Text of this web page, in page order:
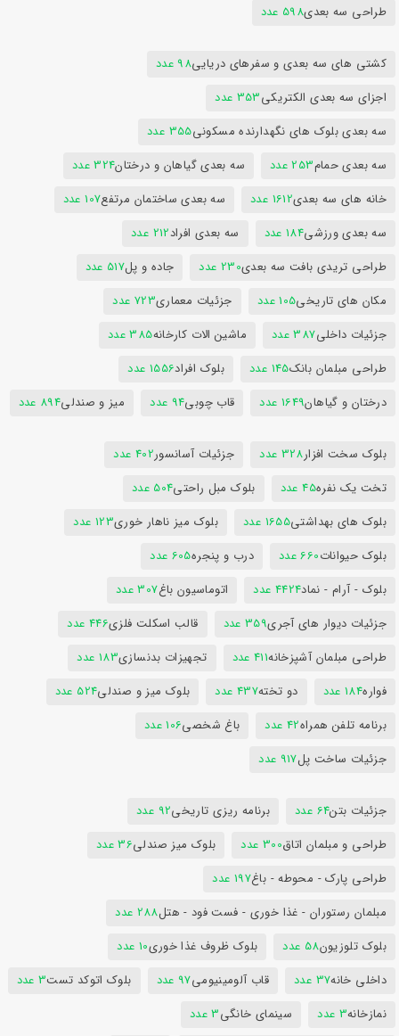
طراحی سه بعدی598 عدد
کشتی های سه بعدی و سفرهای دریایی98 عدد
اجزای سه بعدی الکتریکی353 عدد
سه بعدی بلوک های نگهدارنده مسکونی355 عدد
سه بعدی حمام253 عدد سه بعدی گیاهان و درختان324 عدد
خانه های سه بعدی1612 عدد سه بعدی ساختمان مرتفع107 عدد
سه بعدی ورزشی184 عدد سه بعدی افراد212 عدد
طراحی تریدی بافت سه بعدی230 عدد جاده و پل517 عدد
مکان های تاریخی105 عدد جزئیات معماری723 عدد
جزئیات داخلی387 عدد ماشین الات کارخانه385 عدد
طراحی مبلمان بانک145 عدد بلوک افراد1556 عدد
درختان و گیاهان1649 عدد قاب چوبی94 عدد میز و صندلی894 عدد
بلوک سخت افزار328 عدد جزئیات آسانسور402 عدد
تخت یک نفره45 عدد بلوک مبل راحتی504 عدد
بلوک های بهداشتی1655 عدد بلوک میز ناهار خوری123 عدد
بلوک حیوانات660 عدد درب و پنجره605 عدد
بلوک - آرام - نماد4424 عدد اتوماسیون باغ307 عدد
جزئیات دیوار های آجری359 عدد قالب اسکلت فلزی446 عدد
طراحی مبلمان آشپزخانه411 عدد تجهیزات بدنسازی183 عدد
فواره184 عدد دو تخته437 عدد بلوک میز و صندلی524 عدد
برنامه تلفن همراه42 عدد باغ شخصی106 عدد
جزئیات ساخت پل917 عدد
جزئیات بتن64 عدد برنامه ریزی تاریخی92 عدد
طراحی و مبلمان اتاق300 عدد بلوک میز صندلی36 عدد
طراحی پارک - محوطه - باغ197 عدد
مبلمان رستوران - غذا خوری - فست فود - هتل288 عدد
بلوک تلوزیون58 عدد بلوک ظروف غذا خوری10 عدد
داخلی خانه37 عدد قاب آلومینیومی97 عدد بلوک اتوکد تست3 عدد
نمازخانه3 عدد سینمای خانگی3 عدد